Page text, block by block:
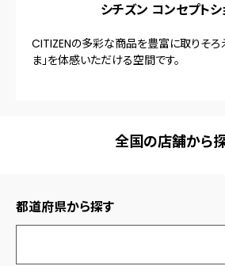
シチズン コンセプトシ
CITIZENの多彩な商品を豊富に取りそろ
ま」を体感いただける空間です。
全国の店舗から
都道府県から探す